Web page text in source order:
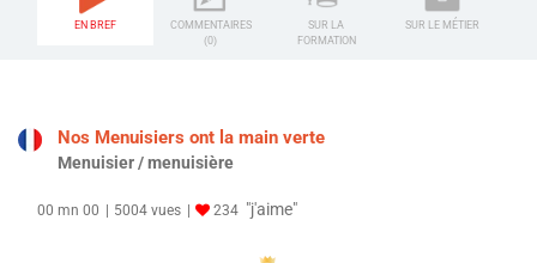
EN BREF
COMMENTAIRES
(0)
SUR LA
FORMATION
SUR LE MÉTIER
Nos Menuisiers ont la main verte
Menuisier / menuisière
00 mn 00 5004 vues 234 "j'aime"